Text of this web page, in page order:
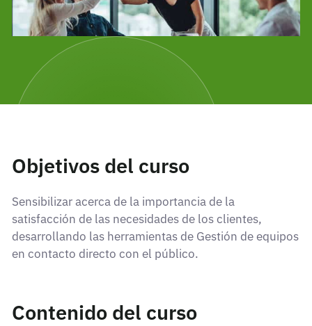
Objetivos del curso
Sensibilizar acerca de la importancia de la
satisfacción de las necesidades de los clientes,
desarrollando las herramientas de Gestión de equipos
en contacto directo con el público.
Contenido del curso